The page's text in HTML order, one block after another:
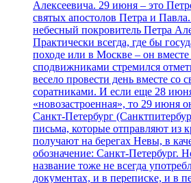
Алексеевича. 29 июня – это
святых апостолов Петра и
небесный покровитель Петра
Практически всегда, где бы
походе или в Москве – он
сподвижниками стремился
весело провести день вместе
соратниками. И если еще 28
«новозастроенная», то 29 июня
Санкт-Петербург
письма, которые отправляют из
получают на берегах Невы, в
обозначение: Санкт-Петербург.
название тоже не всегда
документах, и в переписке, и в